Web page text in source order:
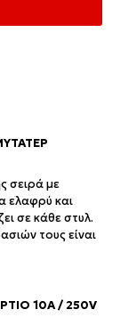
σειρά με
ελαφρύ και
σε κάθε στυλ.
τους είναι
10Α / 250V